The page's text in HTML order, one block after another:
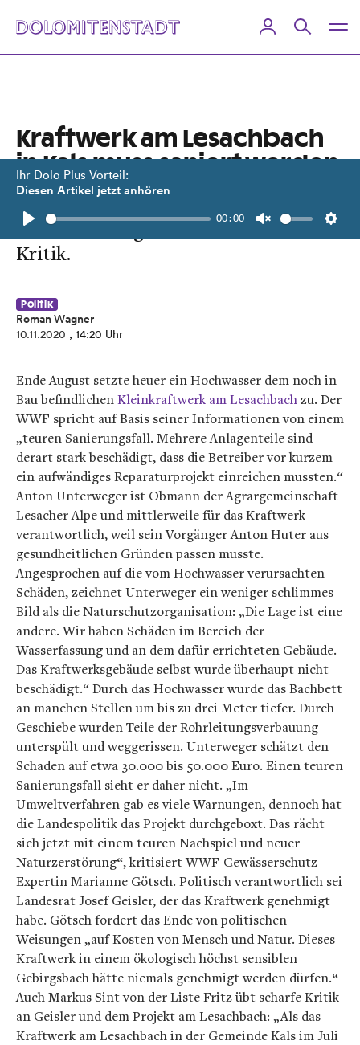
Ihr Dolo Plus Vorteil:
Diesen Artikel jetzt anhören
Play
00:00
Unmute
Kraftwerk am Lesachbach
in Kals muss saniert werden
Hochwasser beschädigte Anlagen zur
Wasserfassung. WWF übt scharfe
Kritik.
Politik
Roman Wagner
10.11.2020 , 14:20 Uhr
Ende August setzte heuer ein Hochwasser dem noch in
Bau befindlichenKleinkraftwerk am Lesachbachzu. Der
WWF spricht auf Basis seiner Informationen von einem
„teuren Sanierungsfall. Mehrere Anlagenteile sind
derart stark beschädigt, dass die Betreiber vor kurzem
ein aufwändiges Reparaturprojekt einreichen mussten.“
Anton Unterweger ist Obmann der Agrargemeinschaft
Lesacher Alpe und mittlerweile für das Kraftwerk
verantwortlich, weil sein Vorgänger Anton Huter aus
gesundheitlichen Gründen passen musste.
Angesprochen auf die vom Hochwasser verursachten
Schäden, zeichnet Unterweger ein weniger schlimmes
Bild als die Naturschutzorganisation: „Die Lage ist eine
andere. Wir haben Schäden im Bereich der
Wasserfassung und an dem dafür errichteten Gebäude.
Das Kraftwerksgebäude selbst wurde überhaupt nicht
beschädigt.“ Durch das Hochwasser wurde das Bachbett
an manchen Stellen um bis zu drei Meter tiefer. Durch
Geschiebe wurden Teile der Rohrleitungsverbauung
unterspült und weggerissen. Unterweger schätzt den
Schaden auf etwa 30.000 bis 50.000 Euro. Einen teuren
Sanierungsfall sieht er daher nicht. „Im
Umweltverfahren gab es viele Warnungen, dennoch hat
die Landespolitik das Projekt durchgeboxt. Das rächt
sich jetzt mit einem teuren Nachspiel und neuer
Naturzerstörung“, kritisiert WWF-Gewässerschutz-
Expertin Marianne Götsch. Politisch verantwortlich sei
Landesrat Josef Geisler, der das Kraftwerk genehmigt
habe. Götsch fordert das Ende von politischen
Weisungen „auf Kosten von Mensch und Natur. Dieses
Kraftwerk in einem ökologisch höchst sensiblen
Gebirgsbach hätte niemals genehmigt werden dürfen.“
Auch Markus Sint von der Liste Fritz übt scharfe Kritik
an Geisler und dem Projekt am Lesachbach: „Als das
Kraftwerk am Lesachbach in der Gemeinde Kals im Juli